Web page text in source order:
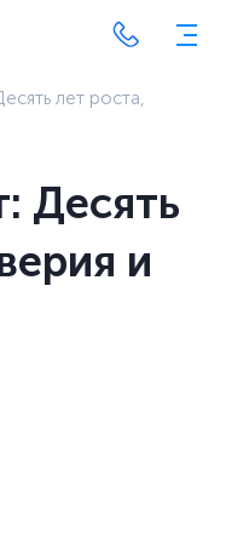
лет роста,
Десять
и